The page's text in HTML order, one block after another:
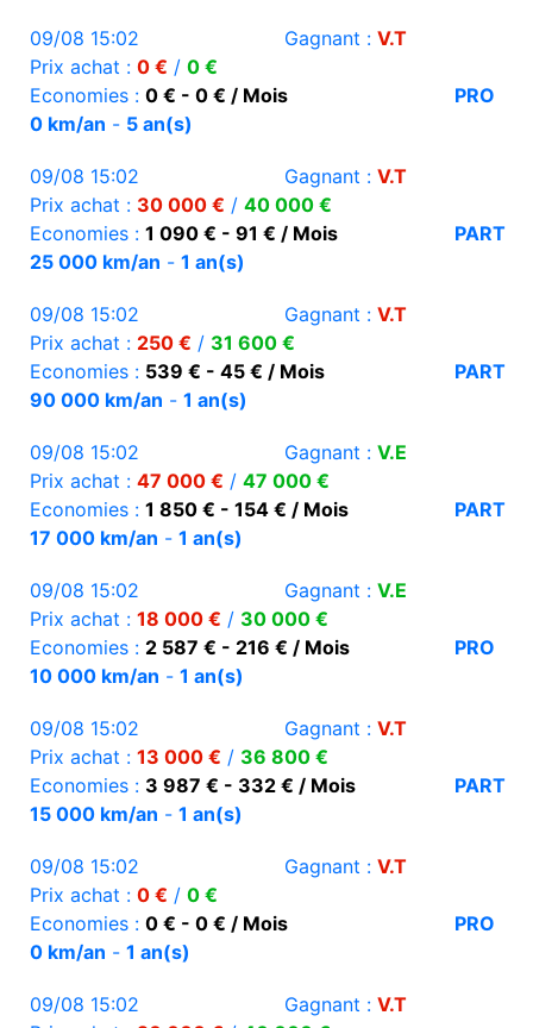
09/08 15:02 Gagnant : V.T
Prix achat : 0 € / 0 €
Economies : 0 € - 0 € / Mois
PRO
0 km/an - 5 an(s)
09/08 15:02 Gagnant : V.T
Prix achat : 30 000 € / 40 000 €
Economies : 1 090 € - 91 € / Mois
PART
25 000 km/an - 1 an(s)
09/08 15:02 Gagnant : V.T
Prix achat : 250 € / 31 600 €
Economies : 539 € - 45 € / Mois
PART
90 000 km/an - 1 an(s)
09/08 15:02 Gagnant : V.E
Prix achat : 47 000 € / 47 000 €
Economies : 1 850 € - 154 € / Mois
PART
17 000 km/an - 1 an(s)
09/08 15:02 Gagnant : V.E
Prix achat : 18 000 € / 30 000 €
Economies : 2 587 € - 216 € / Mois
PRO
10 000 km/an - 1 an(s)
09/08 15:02 Gagnant : V.T
Prix achat : 13 000 € / 36 800 €
Economies : 3 987 € - 332 € / Mois
PART
15 000 km/an - 1 an(s)
09/08 15:02 Gagnant : V.T
Prix achat : 0 € / 0 €
Economies : 0 € - 0 € / Mois
PRO
0 km/an - 1 an(s)
09/08 15:02 Gagnant : V.T